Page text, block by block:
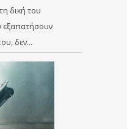
δική του
εξαπατήσουν
δεν…